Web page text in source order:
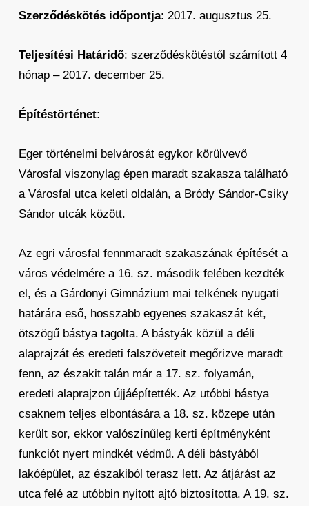
Szerződéskötés időpontja: 2017. augusztus 25.
Teljesítési Határidő: szerződéskötéstől számított 4
hónap – 2017. december 25.
Építéstörténet:
Eger történelmi belvárosát egykor körülvevő
Városfal viszonylag épen maradt szakasza található
a Városfal utca keleti oldalán, a Bródy Sándor-Csiky
Sándor utcák között.
Az egri városfal fennmaradt szakaszának építését a
város védelmére a 16. sz. második felében kezdték
el, és a Gárdonyi Gimnázium mai telkének nyugati
határára eső, hosszabb egyenes szakaszát két,
ötszögű bástya tagolta. A bástyák közül a déli
alaprajzát és eredeti falszöveteit megőrizve maradt
fenn, az északit talán már a 17. sz. folyamán,
eredeti alaprajzon újjáépítették. Az utóbbi bástya
csaknem teljes elbontására a 18. sz. közepe után
került sor, ekkor valószínűleg kerti építményként
funkciót nyert mindkét védmű. A déli bástyából
lakóépület, az északiból terasz lett. Az átjárást az
utca felé az utóbbin nyitott ajtó biztosította. A 19. sz.